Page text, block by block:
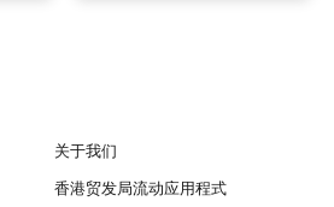
关于我们
香港贸发局流动应用程式